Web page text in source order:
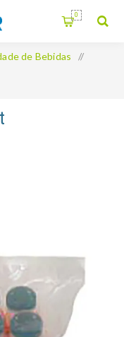
0
de Bebidas /